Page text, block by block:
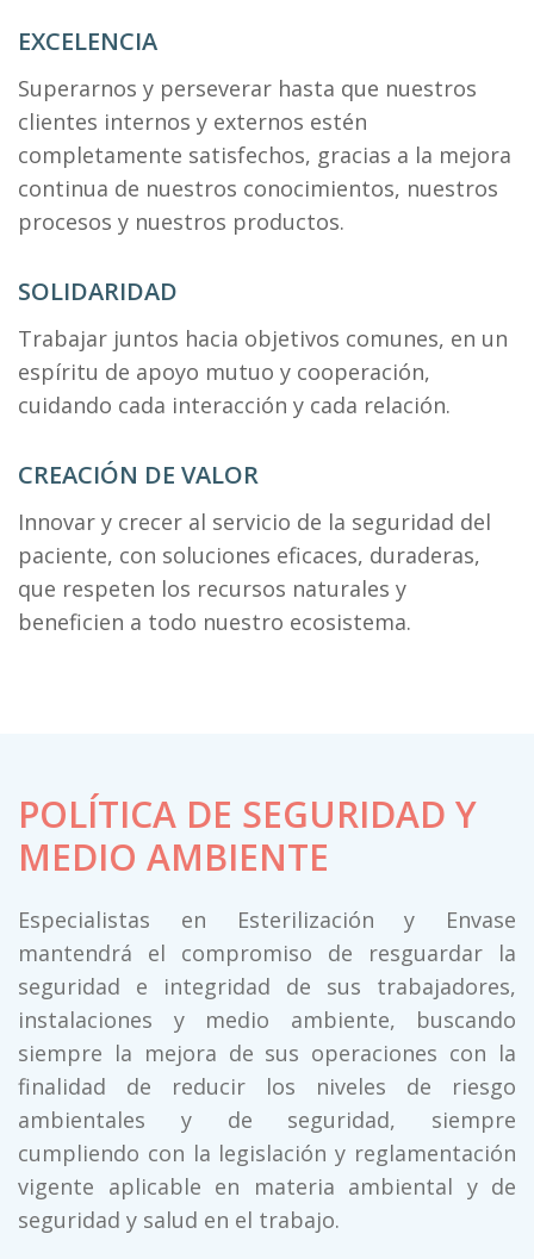
EXCELENCIA
Superarnos y perseverar hasta que nuestros
clientes internos y externos estén
completamente satisfechos, gracias a la mejora
continua de nuestros conocimientos, nuestros
procesos y nuestros productos.
SOLIDARIDAD
Trabajar juntos hacia objetivos comunes, en un
espíritu de apoyo mutuo y cooperación,
cuidando cada interacción y cada relación.
CREACIÓN DE VALOR
Innovar y crecer al servicio de la seguridad del
paciente, con soluciones eficaces, duraderas,
que respeten los recursos naturales y
beneficien a todo nuestro ecosistema.
POLÍTICA DE SEGURIDAD Y
MEDIO AMBIENTE
Especialistas en Esterilización y Envase
mantendrá el compromiso de resguardar la
seguridad e integridad de sus trabajadores,
instalaciones y medio ambiente, buscando
siempre la mejora de sus operaciones con la
finalidad de reducir los niveles de riesgo
ambientales y de seguridad, siempre
cumpliendo con la legislación y reglamentación
vigente aplicable en materia ambiental y de
seguridad y salud en el trabajo.